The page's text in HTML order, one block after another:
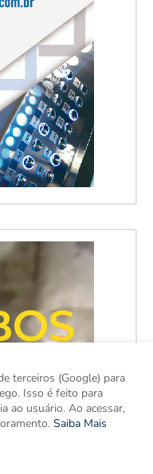
terceiros (Google) para
Isso é feito para
ao usuário. Ao acessar,
Saiba Mais